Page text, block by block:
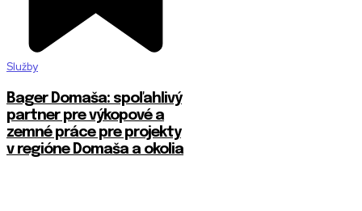
Služby
Bager Domaša: spoľahlivý
partner pre výkopové a
zemné práce pre projekty
v regióne Domaša a okolia